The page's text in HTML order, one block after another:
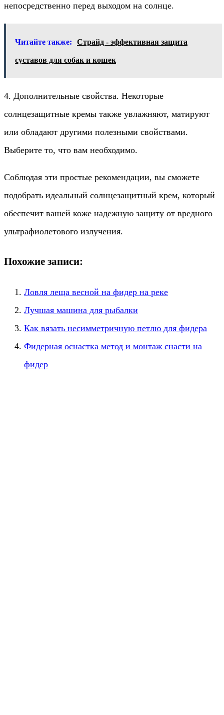
непосредственно перед выходом на солнце.
Читайте также: Страйд - эффективная защита
суставов для собак и кошек
4. Дополнительные свойства. Некоторые
солнцезащитные кремы также увлажняют, матируют
или обладают другими полезными свойствами.
Выберите то, что вам необходимо.
Соблюдая эти простые рекомендации, вы сможете
подобрать идеальный солнцезащитный крем, который
обеспечит вашей коже надежную защиту от вредного
ультрафиолетового излучения.
Похожие записи:
Ловля леща весной на фидер на реке
Лучшая машина для рыбалки
Как вязать несимметричную петлю для фидера
Фидерная оснастка метод и монтаж снасти на
фидер